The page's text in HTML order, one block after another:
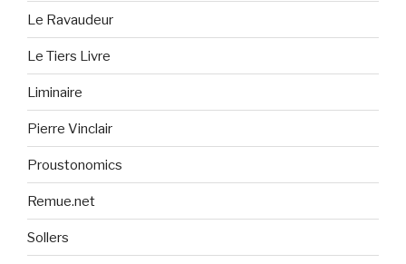
Le Ravaudeur
Le Tiers Livre
Liminaire
Pierre Vinclair
Proustonomics
Remue.net
Sollers